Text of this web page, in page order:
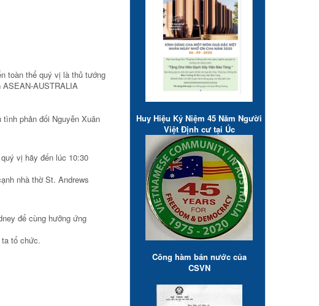
toàn thể quý vị là thủ tướng
AUSTRALIA
phản đối Nguyễn Xuân
vị hãy đến lúc 10:30
nhà thờ St. Andrews
để cùng hưởng ứng
tổ chức.
Huy Hiệu Kỷ Niệm 45 Năm Người
Việt Định cư tại Úc
Công hàm bán nước của
CSVN